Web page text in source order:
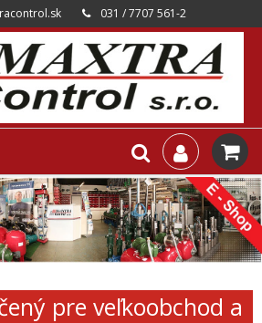
031 / 7707 561-2
pre veľkoobchod a